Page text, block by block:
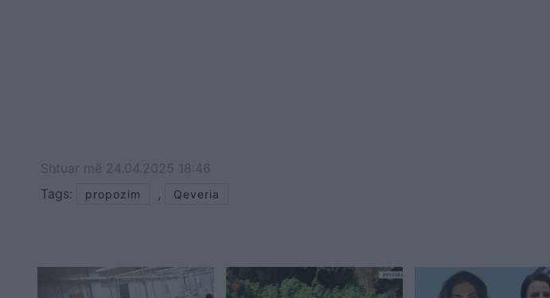
Shtuar më 24.04.2025 18:46
Tags:
propozim , Qeveria